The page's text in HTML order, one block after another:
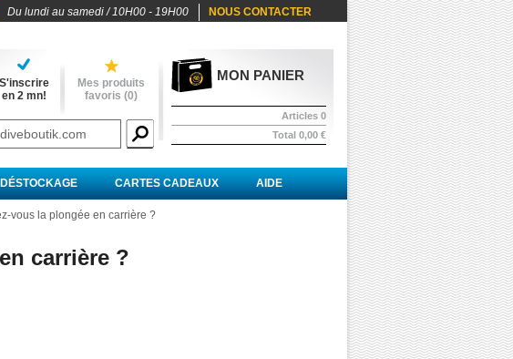
Du lundi au samedi / 10H00 - 19H00 NOUS CONTACTER
S'inscrire
en 2 mn!
Mes produits
favoris (0)
MON PANIER
Articles 0
Total 0,00 €
DÉSTOCKAGE CARTES CADEAUX AIDE
vous la plongée en carrière ?
carrière ?